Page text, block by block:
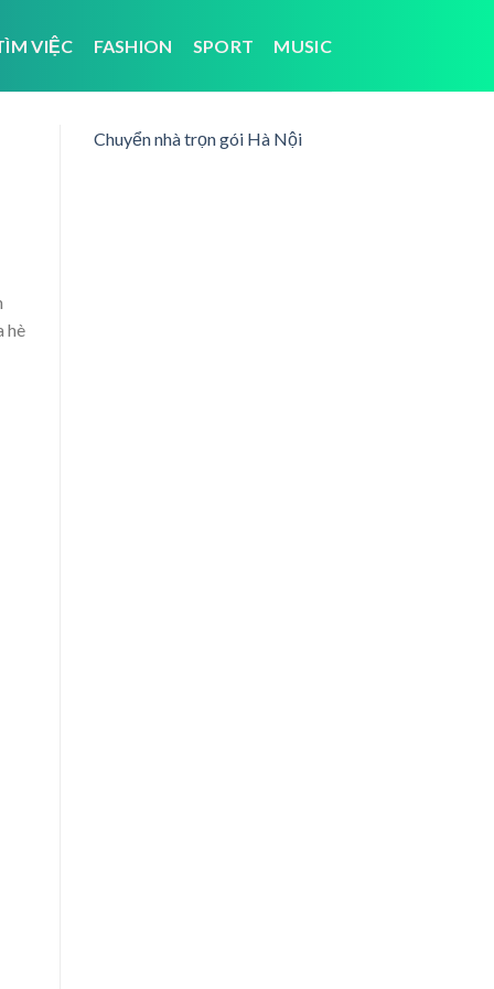
VIỆC FASHION SPORT MUSIC
hè
Chuyển nhà trọn gói Hà Nội